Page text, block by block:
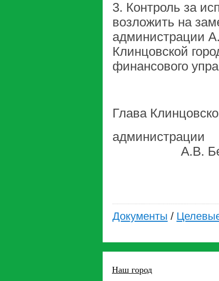
3. Контроль за
возложить на
администрации
Клинцовской
финансового
Глава
А.В.
Документы /
Наш город